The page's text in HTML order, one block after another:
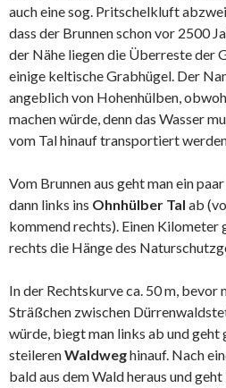
auch eine sog. Pritschelkluft
dass der Brunnen schon vor 2500
der Nähe liegen die Überreste der
einige keltische Grabhügel. Der
angeblich von Hohenhülben,
machen würde, denn das Wasser
vom Tal hinauf transportiert
Vom Brunnen aus geht man ein
dann links ins Ohnhülber Tal ab
kommend rechts). Einen Kilometer
rechts die Hänge des
In der Rechtskurve ca. 50 m, bevor
Sträßchen zwischen
würde, biegt man links ab und geht
steilerenWaldweghinauf. Nach
bald aus dem Wald heraus und